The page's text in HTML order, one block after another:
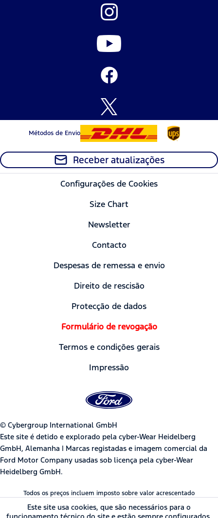
Métodos de Envio
Receber atualizações
Configurações de Cookies
Size Chart
Newsletter
Contacto
Despesas de remessa e envio
Direito de rescisão
Protecção de dados
Formulário de revogação
Termos e condições gerais
Impressão
© Cybergroup International GmbH
Este site é detido e explorado pela cyber-Wear Heidelberg
GmbH, Alemanha | Marcas registadas e imagem comercial da
Ford Motor Company usadas sob licença pela cyber-Wear
Heidelberg GmbH.
Todos os preços incluem imposto sobre valor acrescentado
Este site usa cookies, que são necessários para o